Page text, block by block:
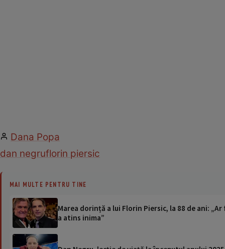
Dana Popa
dan negruflorin piersic
MAI MULTE PENTRU TINE
Marea dorință a lui Florin Piersic, la 88 de ani:
a atins inima”